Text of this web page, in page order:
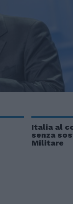
Italia al
senza
Militare